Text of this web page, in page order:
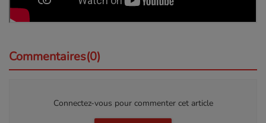
Commentaires(0)
Connectez-vous pour commenter cet article